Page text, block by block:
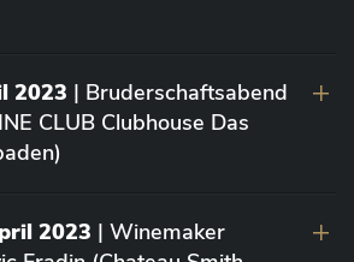
2023 | Bruderschaftsabend
CLUB Clubhouse Das
2023 | Winemaker